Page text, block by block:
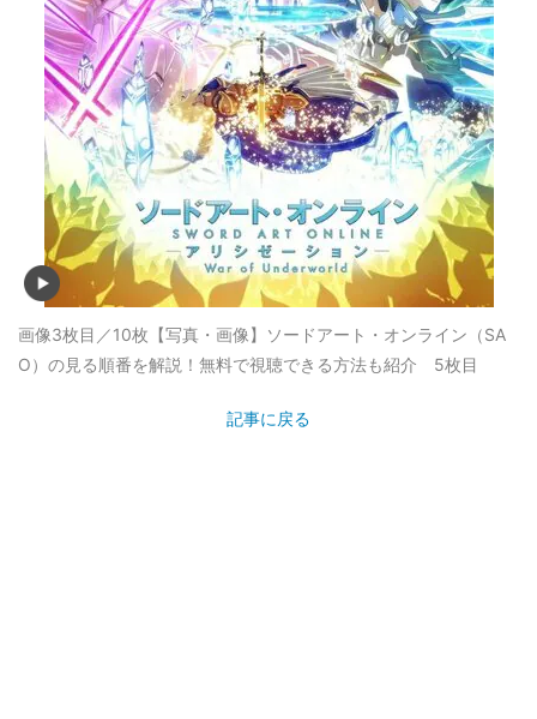
画像3枚目／10枚 【写真・画像】ソードアート・オンライン（SA
O）の見る順番を解説！無料で視聴できる方法も紹介 5枚目
記事に戻る